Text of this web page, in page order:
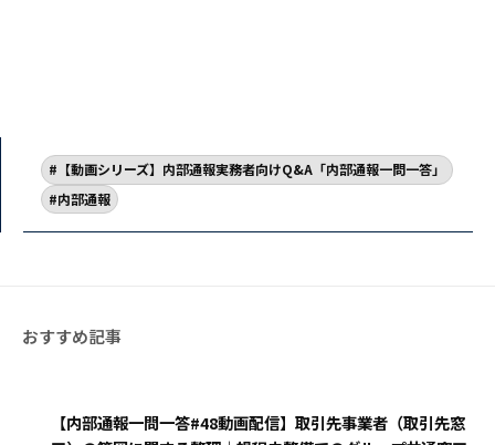
【動画シリーズ】内部通報実務者向けQ&A「内部通報一問一答」
内部通報
【内部通報一問一答#48動画配信】取引先事業者（取引先窓